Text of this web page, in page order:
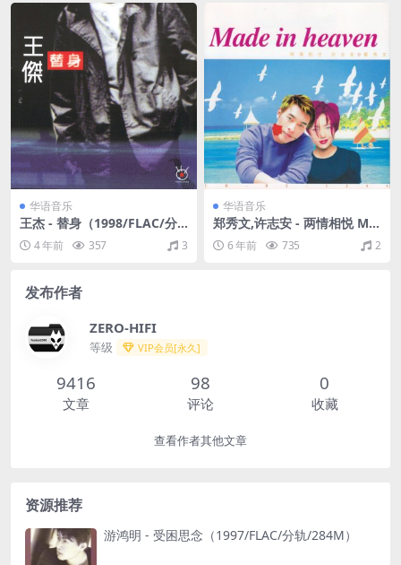
华语音乐
王杰 - 替身（1998/FLAC/分
轨/261M）
4 年前 357 3
华语音乐
郑秀文,许志安 - 两情相悦 Ma
de in Heaven（1997/FLAC/
分轨/335M）
6 年前 735 2
发布作者
ZERO-HIFI
等级 VIP会员[永久]
9416
文章
98
评论
0
收藏
查看作者其他文章
资源推荐
游鸿明 - 受困思念（1997/FLAC/分轨/284M）